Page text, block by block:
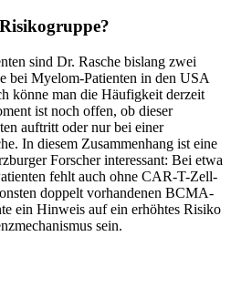
sind Dr. Rasche bislang zwei
bei Myelom-Patienten in den USA
könne man die Häufigkeit derzeit
ist noch offen, ob dieser
auftritt oder nur bei einer
In diesem Zusammenhang ist eine
Forscher interessant: Bei etwa
fehlt auch ohne CAR-T-Zell-
doppelt vorhandenen BCMA-
ein Hinweis auf ein erhöhtes Risiko
sein.